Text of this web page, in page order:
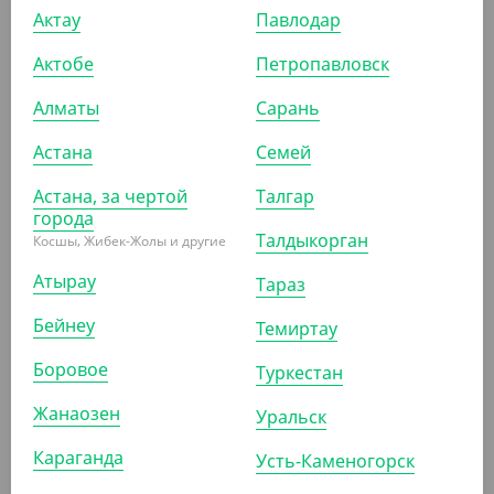
-20%
1 428
Моно доза "Стандарт", длина 120 мм, 15 мл
-20%
Актау
Актобе
Алматы
Астана
Астана, за чертой
города
Косшы, Жибек-Жолы и другие
Атырау
Бейнеу
Боровое
Жанаозен
Караганда
Павлодар
Петропавловск
Сарань
Семей
Талгар
Талдыкорган
Тараз
Темиртау
Туркестан
Уральск
Усть-Каменогорск